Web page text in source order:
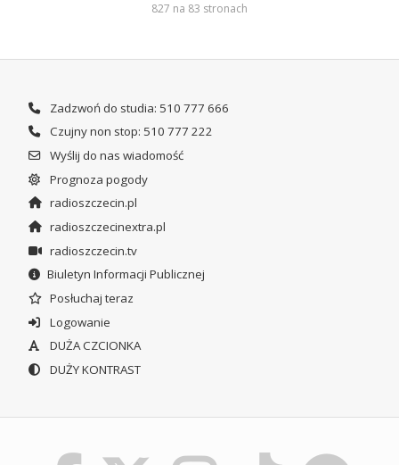
827 na 83 stronach
Zadzwoń do studia: 510 777 666
Czujny non stop: 510 777 222
Wyślij do nas wiadomość
Prognoza pogody
radioszczecin.pl
radioszczecinextra.pl
radioszczecin.tv
Biuletyn Informacji Publicznej
Posłuchaj teraz
Logowanie
DUŻA CZCIONKA
DUŻY KONTRAST